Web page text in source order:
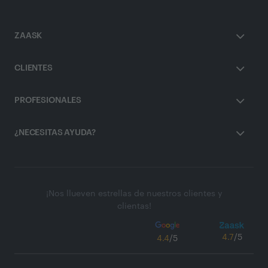
ZAASK
CLIENTES
PROFESIONALES
¿NECESITAS AYUDA?
¡Nos llueven estrellas de nuestros clientes y
clientas!
4.4/5 4.7/5